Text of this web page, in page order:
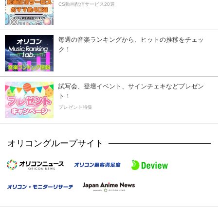
CS動画配信サービス20選
毎週の音楽ランキングから、ヒットの推移をチェッ
ク！
試写会、登壇イベント、サインチェキなどプレゼン
ト！
プレゼント特集
オリコングループサイト